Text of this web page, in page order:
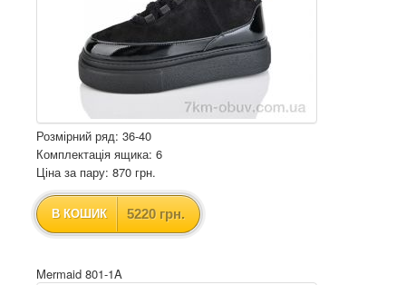
Розмірний ряд: 36-40
Комплектація ящика: 6
Ціна за пару: 870 грн.
В КОШИК 5220 грн.
Mermaid 801-1A